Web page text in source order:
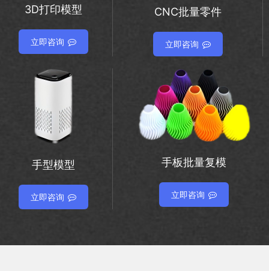
3D打印模型
立即咨询
CNC批量零件
立即咨询
手型模型
立即咨询
手板批量复模
立即咨询